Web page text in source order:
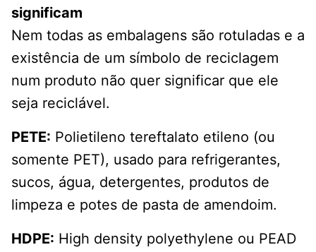
significam
Nem todas as embalagens são rotuladas e a
existência de um símbolo de reciclagem
num produto não quer significar que ele
seja reciclável.
PETE: Polietileno tereftalato etileno (ou
somente PET), usado para refrigerantes,
sucos, água, detergentes, produtos de
limpeza e potes de pasta de amendoim.
HDPE: High density polyethylene ou PEAD